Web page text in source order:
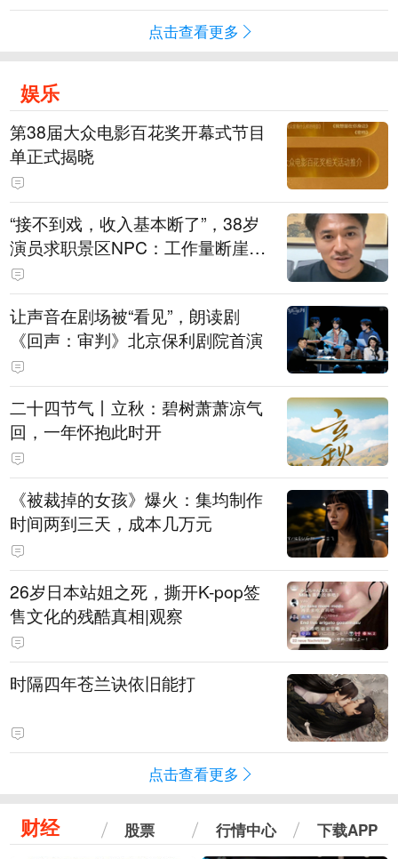
点击查看更多
娱乐
第38届大众电影百花奖开幕式节目
单正式揭晓
“接不到戏，收入基本断了”，38岁
演员求职景区NPC：工作量断崖式
下跌，留给我试错的时间不多了
让声音在剧场被“看见”，朗读剧
《回声：审判》北京保利剧院首演
二十四节气丨立秋：碧树萧萧凉气
回，一年怀抱此时开
《被裁掉的女孩》爆火：集均制作
时间两到三天，成本几万元
​26岁日本站姐之死，撕开K-pop签
售文化的残酷真相|观察
时隔四年苍兰诀依旧能打
点击查看更多
财经 股票 行情中心 下载APP